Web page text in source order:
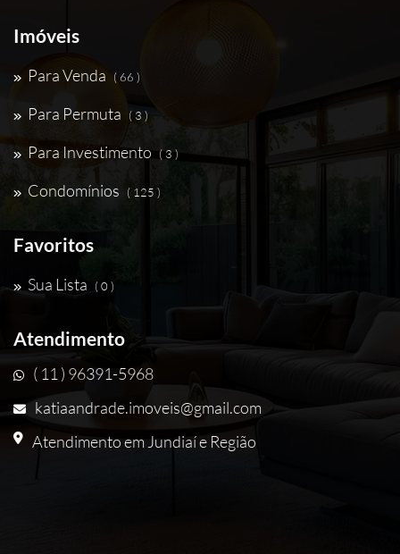
Imóveis
Para Venda ( 66 )
Para Permuta ( 3 )
Para Investimento ( 3 )
Condomínios ( 125 )
Favoritos
Sua Lista ( 0 )
Atendimento
( 11 ) 96391-5968
katiaandrade.imoveis@gmail.com
Atendimento em Jundiaí e Região